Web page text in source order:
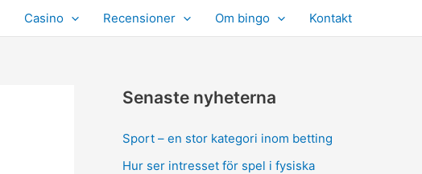
Casino Recensioner Om bingo Kontakt
Senaste nyheterna
Sport – en stor kategori inom betting
Hur ser intresset för spel i fysiska